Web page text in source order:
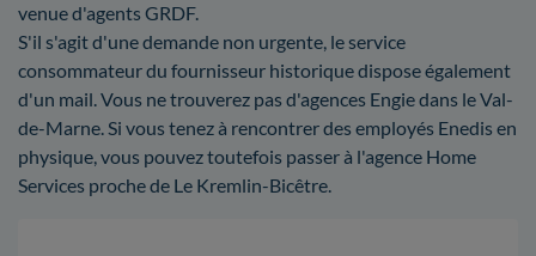
venue d'agents GRDF.
S'il s'agit d'une demande non urgente, le service
consommateur du fournisseur historique dispose également
d'un mail. Vous ne trouverez pas d'agences Engie dans le Val-
de-Marne. Si vous tenez à rencontrer des employés Enedis en
physique, vous pouvez toutefois passer à l'agence Home
Services proche de Le Kremlin-Bicêtre.